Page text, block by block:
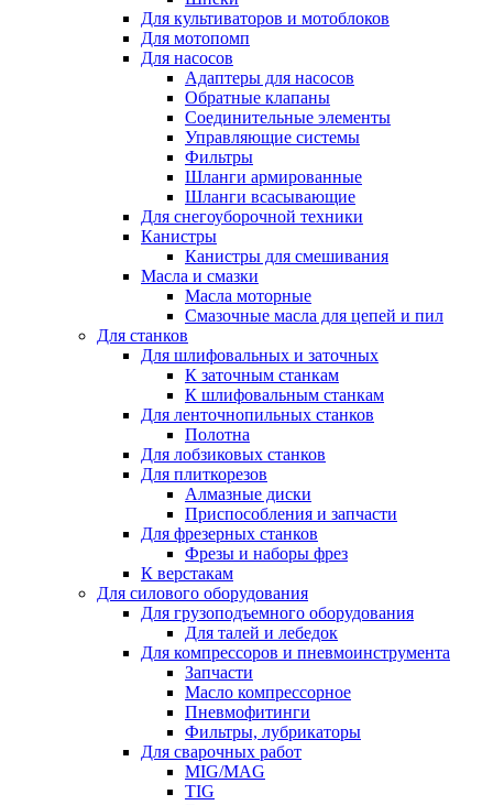
Для культиваторов и мотоблоков
Для мотопомп
Для насосов
Адаптеры для насосов
Обратные клапаны
Соединительные элементы
Управляющие системы
Фильтры
Шланги армированные
Шланги всасывающие
Для снегоуборочной техники
Канистры
Канистры для смешивания
Масла и смазки
Масла моторные
Смазочные масла для цепей и пил
Для станков
Для шлифовальных и заточных
К заточным станкам
К шлифовальным станкам
Для ленточнопильных станков
Полотна
Для лобзиковых станков
Для плиткорезов
Алмазные диски
Приспособления и запчасти
Для фрезерных станков
Фрезы и наборы фрез
К верстакам
Для силового оборудования
Для грузоподъемного оборудования
Для талей и лебедок
Для компрессоров и пневмоинструмента
Запчасти
Масло компрессорное
Пневмофитинги
Фильтры, лубрикаторы
Для сварочных работ
MIG/MAG
TIG